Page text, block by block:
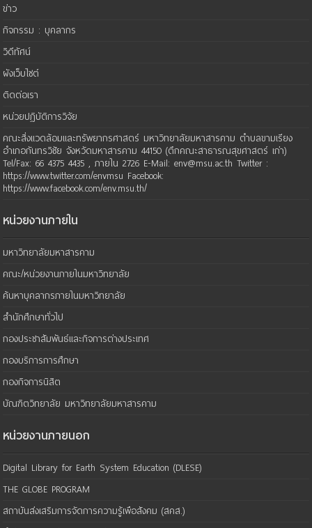
ข่าว
กิจกรรม : บุคลากร
วิดีทัศน์
ผังเว็บไซต์
ติดต่อเรา
หน่วยปฏิบัติการวิจัย
คณะสิ่งแวดล้อมและทรัพยากรศาสตร์ มหาวิทยาลัยมหาสารคาม ตำบลขามเรียง
อำเภอกันทรวิชัย จังหวัดมหาสารคาม 44150 (ตึกคณะสาธารณสุขศาสตร์ เก่า)
Tel/Fax: 66 4375 4435 , ภายใน 2726 E-Mail: env@msu.ac.th Twitter :
https://www.twitter.com/envmsu Facebook:
https://www.facebook.com/env.msu.th/
หน่วยงานภายใน
มหาวิทยาลัยมหาสารคาม
คณะ/หน่วยงานภายในมหาวิทยาลัย
ค้นหาบุคลากรภายในมหาวิทยาลัย
สำนักศึกษาทั่วไป
กองประชาสัมพันธ์และกิจการต่างประเทศ
กองบริการการศึกษา
กองกิจการนิสิต
บัณฑิตวิทยาลัย มหาวิทยาลัยมหาสารคาม
หน่วยงานภายนอก
Digital Library for Earth System Education (DLESE)
THE GLOBE PROGRAM
สถาบันส่งเสริมการจัดการความรู้เพือสังคม (สคส.)